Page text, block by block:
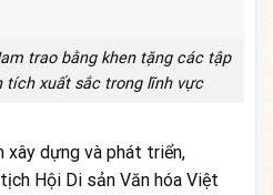
trao bằng khen tặng các tập
tích xuất sắc trong lĩnh vực
xây dựng và phát triển,
Hội Di sản Văn hóa Việt